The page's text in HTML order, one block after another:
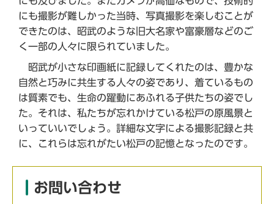
にも撮影が難しかった当時、写真撮影を楽しむことが
できたのは、昭武のような旧大名家や富豪層などのご
く一部の人々に限られていました。
昭武が小さな印画紙に記録してくれたのは、豊かな
自然と巧みに共生する人々の姿であり、着ているもの
は質素でも、生命の躍動にあふれる子供たちの姿でし
た。それは、私たちが忘れかけている松戸の原風景と
いっていいでしょう。詳細な文字による撮影記録と共
に、これらは忘れがたい松戸の記憶となったのです。
お問い合わせ